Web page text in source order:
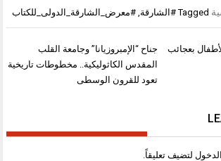
Tagged #الشارقة ,#معرض_الشارقة_الدولى_للكتاب
جناح “الإمبروزيانا” وجامعة القلب
المقدس الكاثوليكية.. مخطوطات تاريخية
تعود للقرون الوسطى
بعجائب
لتضيف تعليقاً.